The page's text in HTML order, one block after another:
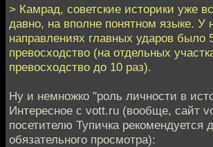
> Камрад, советские историки уже
давно, на вполне понятном языке. У
направлениях главных ударов было
превосходство (на отдельных
превосходство до 10 раз).
Ну и немножко "роль личности в
Интересное с vott.ru (вообще, сайт
посетителю Тупичка рекомендуется
обязательного просмотра):